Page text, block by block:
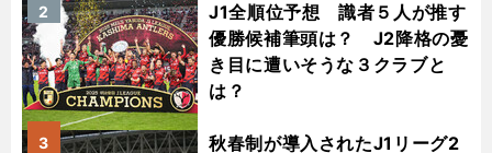
J1全順位予想 識者５人が推す
優勝候補筆頭は？ J2降格の憂
き目に遭いそうな３クラブと
は？
2
秋春制が導入されたJ1リーグ2
3